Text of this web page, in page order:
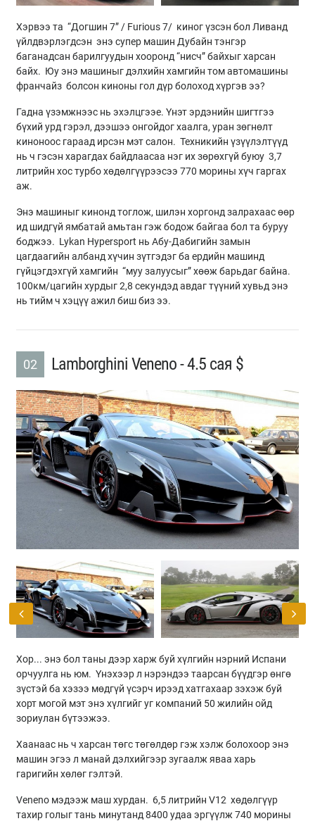
Хэрвээ та “Догшин 7” / Furious 7/ киног үзсэн бол Ливанд
үйлдвэрлэгдсэн энэ супер машин Дубайн тэнгэр
баганадсан барилгуудын хооронд “нисч” байхыг харсан
байх. Юу энэ машиныг дэлхийн хамгийн том автомашины
франчайз болсон киноны гол дүр болоход хүргэв ээ?
Гадна үзэмжнээс нь эхэлцгээе. Үнэт эрдэнийн шигтгээ
бүхий урд гэрэл, дээшээ онгойдог хаалга, уран зөгнөлт
киноноос гараад ирсэн мэт салон. Техникийн үзүүлэлтүүд
нь ч гэсэн харагдах байдлаасаа нэг их зөрөхгүй буюу 3,7
литрийн хос турбо хөдөлгүүрээсээ 770 морины хүч гаргах
аж.
Энэ машиныг кинонд тоглож, шилэн хоргонд залрахаас өөр
ид шидгүй ямбатай амьтан гэж бодож байгаа бол та буруу
боджээ. Lykan Hypersport нь Абу-Дабигийн замын
цагдаагийн албанд хүчин зүтгэдэг ба ердийн машинд
гүйцэгдэхгүй хамгийн “муу залуусыг” хөөж барьдаг байна.
100км/цагийн хурдыг 2,8 секундэд авдаг түүний хувьд энэ
нь тийм ч хэцүү ажил биш биз ээ.
02 Lamborghini Veneno - 4.5 сая $
Previous Next
Хор... энэ бол таны дээр харж буй хүлгийн нэрний Испани
орчуулга нь юм. Үнэхээр л нэрэндээ таарсан бүүдгэр өнгө
зүстэй ба хэзээ мөдгүй үсэрч ирээд хатгахаар зэхэж буй
хорт могой мэт энэ хүлгийг уг компаний 50 жилийн ойд
зориулан бүтээжээ.
Хаанаас нь ч харсан төгс төгөлдөр гэж хэлж болохоор энэ
машин эгээ л манай дэлхийгээр зугаалж яваа харь
гаригийн хөлөг гэлтэй.
Veneno мэдээж маш хурдан. 6,5 литрийн V12 хөдөлгүүр
тахир голыг тань минутанд 8400 удаа эргүүлж 740 морины